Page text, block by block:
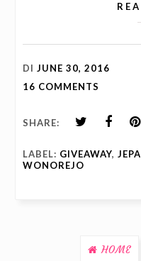
DI JUNE 30, 2016
16 COMMENTS
SHARE:
LABEL: GIVEAWAY,
WONOREJO
HOME